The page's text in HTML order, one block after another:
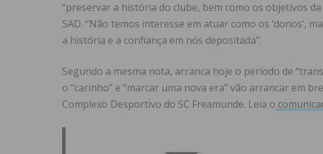
“preservar a história do clube, bem como os objetivos
SAD. “Não temos interesse em atuar como os ‘donos’,
a história e a confiança em nós depositada”.
Segundo a mesma nota, arranca hoje o período de
o “carinho” e “marcar uma nova era” vão arrancar em
Complexo Desportivo do SC Freamunde. Leia o